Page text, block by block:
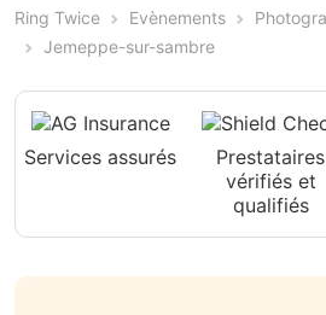
Ring Twice Evènements
Jemeppe-sur-sambre
Services assurés
Prestataires
vérifiés et
qualifiés